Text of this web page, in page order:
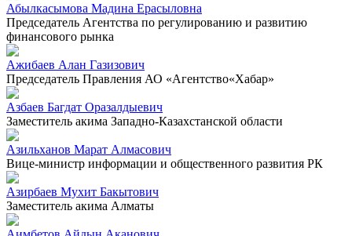
Абылкасымова Мадина Ерасыловна
Председатель Агентства по регулированию и развитию
финансового рынка
Ажибаев Алан Газизович
Председатель Правления АО «Агентство«Хабар»
Азбаев Багдат Оразалдыевич
Заместитель акима Западно-Казахстанской области
Азильханов Марат Алмасович
Вице-министр информации и общественного развития РК
Азирбаев Мухит Бакытович
Заместитель акима Алматы